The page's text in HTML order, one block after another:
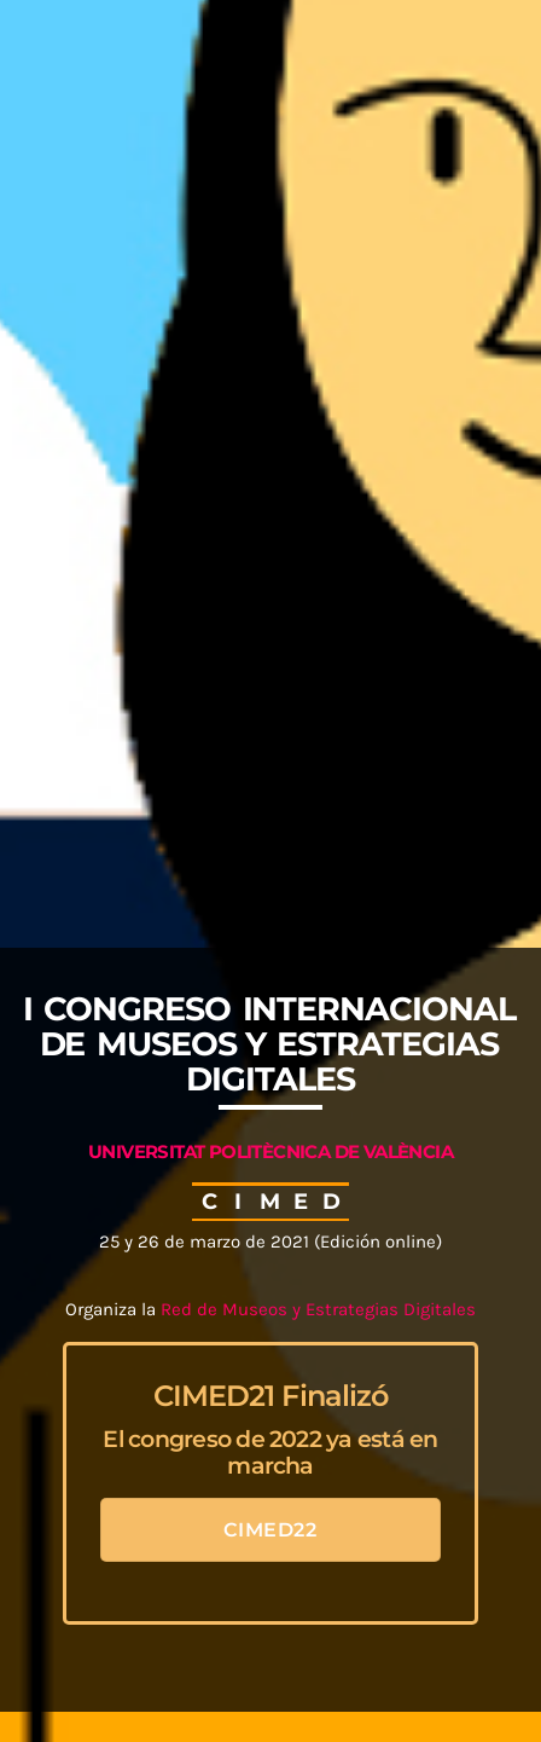
I CONGRESO INTERNACIONAL
DE MUSEOS Y ESTRATEGIAS
DIGITALES
UNIVERSITAT POLITÈCNICA DE VALÈNCIA
C I M E D
25 y 26 de marzo de 2021 (Edición online)
Organiza la Red de Museos y Estrategias Digitales
CIMED21 Finalizó
El congreso de 2022 ya está en
marcha
CIMED22